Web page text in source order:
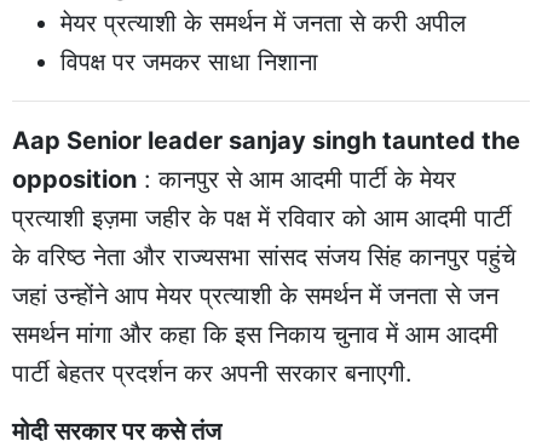
मेयर प्रत्याशी के समर्थन में जनता से करी अपील
विपक्ष पर जमकर साधा निशाना
Aap Senior leader sanjay singh taunted the
opposition : कानपुर से आम आदमी पार्टी के मेयर
प्रत्याशी इज़मा जहीर के पक्ष में रविवार को आम आदमी पार्टी
के वरिष्ठ नेता और राज्यसभा सांसद संजय सिंह कानपुर पहुंचे
जहां उन्होंने आप मेयर प्रत्याशी के समर्थन में जनता से जन
समर्थन मांगा और कहा कि इस निकाय चुनाव में आम आदमी
पार्टी बेहतर प्रदर्शन कर अपनी सरकार बनाएगी.
मोदी सरकार पर कसे तंज